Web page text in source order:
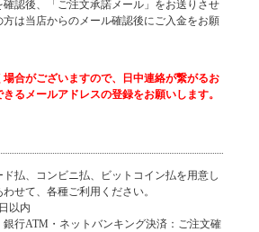
認後、「ご注文承諾メール」をお送りさせ
は当店からのメール確認後にご入金をお願
合がございますので、日中連絡が繋がるお
るメールアドレスの登録をお願いします。
払、コンビニ払、ビットコイン払を用意し
せて、各種ご利用ください。
以内
行ATM・ネットバンキング決済：ご注文確